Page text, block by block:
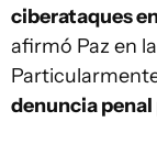
ciberataques
afirmó Paz en
denuncia penal